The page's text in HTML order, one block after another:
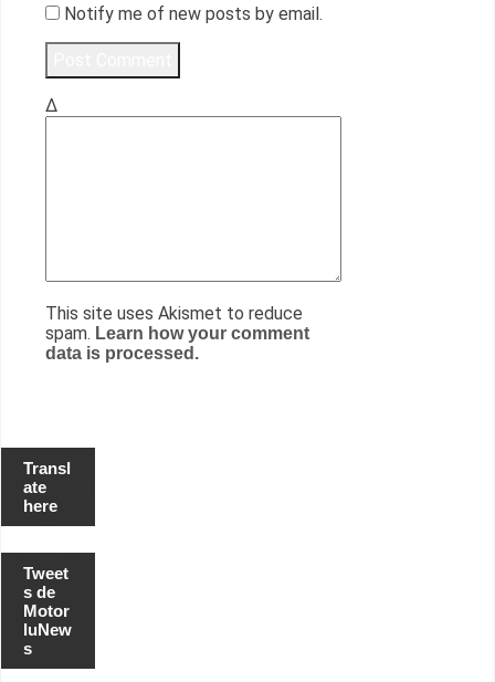
Notify me of new posts by email.
Δ
This site uses Akismet to reduce
spam. Learn how your comment
data is processed.
Transl
ate
here
Tweet
s de
Motor
luNew
s